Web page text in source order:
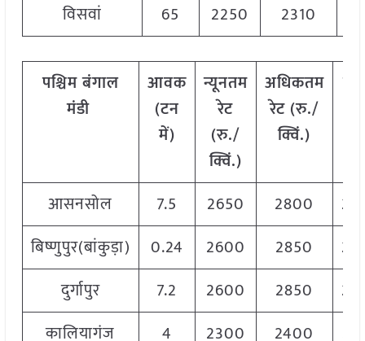
विसवां
65 2250 2310
पश्चिमबंगाल
मंडी
आवक
(टन
में)
न्यूनतम
रेट
(रु./
क्विं.)
अधिकतम
रेट (रु./
क्विं.)
आसनसोल
7.5 2650 2800
बिष्णुपुर(बांकुड़ा)
0.24 2600 2850
दुर्गापुर
7.2 2600 2850
कालियागंज
4 2300 2400